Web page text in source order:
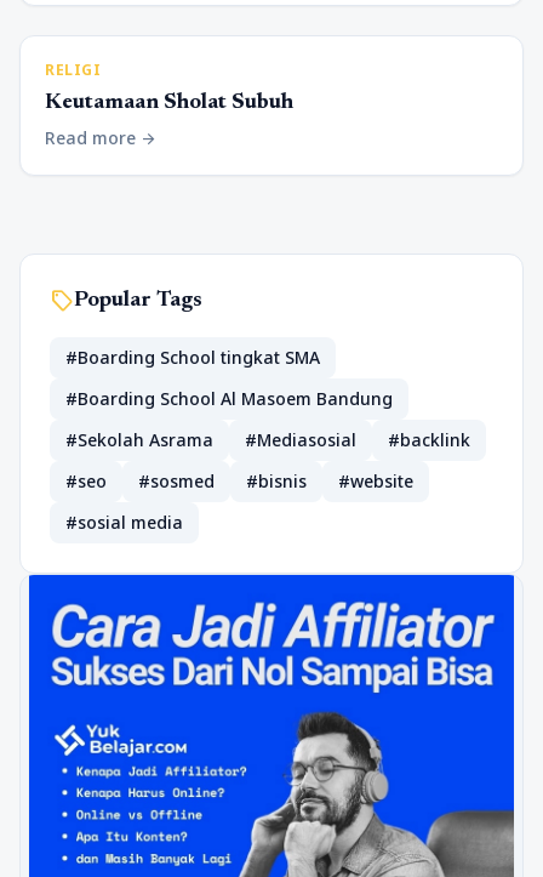
RELIGI
Keutamaan Sholat Subuh
Read more arrow_forward
sellPopular Tags
#Boarding School tingkat SMA
#Boarding School Al Masoem Bandung
#Sekolah Asrama
#Mediasosial
#backlink
#seo
#sosmed #bisnis
#website
#sosial media